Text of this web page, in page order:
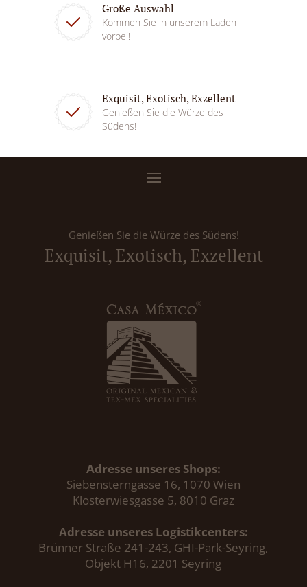
Große Auswahl
Kommen Sie in unserem Laden
vorbei!
Exquisit, Exotisch, Exzellent
Genießen Sie die Würze des
Südens!
Genießen Sie die Würze des Südens!
Exquisit, Exotisch, Exzellent
Adresse unseres Shops:
Siebensterngasse 16, 1070 Wien
Klosterwiesgasse 5, 8010 Graz
Adresse unseres Logistikcenters:
Brünner Straße 241-243, GHI-Park-Seyring,
Objekt H16, 2201 Seyring